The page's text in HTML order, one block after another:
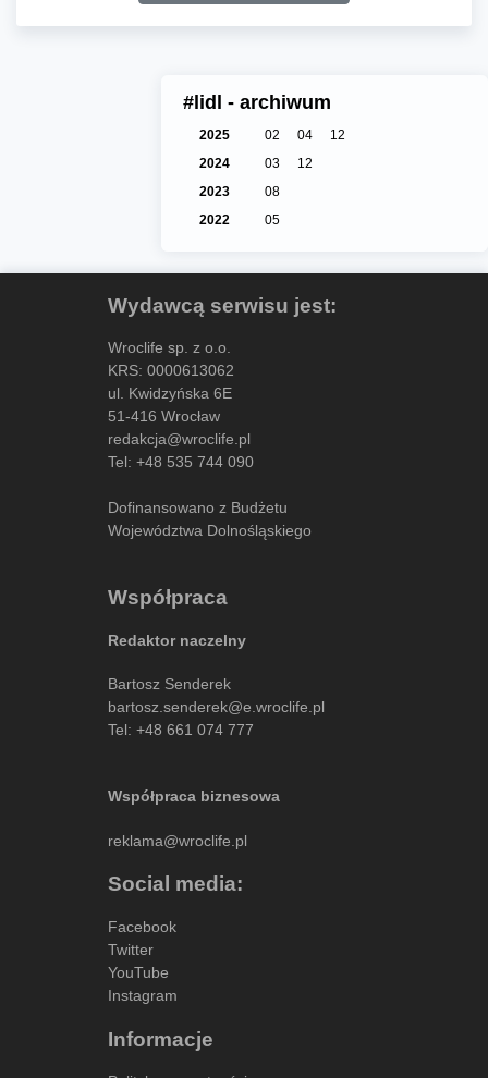
#lidl - archiwum
2025 02 04
12
2024
03
12
2023
08
2022
05
Wydawcą serwisu jest:
Wroclife sp. z o.o.
KRS: 0000613062
ul. Kwidzyńska 6E
51-416 Wrocław
redakcja@wroclife.pl
Tel: +48 535 744 090
Dofinansowano z Budżetu
Województwa Dolnośląskiego
Współpraca
Redaktor naczelny
Bartosz Senderek
bartosz.senderek@e.wroclife.pl
Tel: +48 661 074 777
Współpraca biznesowa
reklama@wroclife.pl
Social media:
Facebook
Twitter
YouTube
Instagram
Informacje